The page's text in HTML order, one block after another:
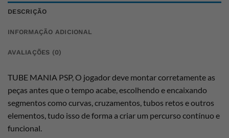
DESCRIÇÃO
INFORMAÇÃO ADICIONAL
AVALIAÇÕES (0)
TUBE MANIA PSP, O jogador deve montar corretamente as
peças antes que o tempo acabe, escolhendo e encaixando
segmentos como curvas, cruzamentos, tubos retos e outros
elementos, tudo isso de forma a criar um percurso contínuo e
funcional.